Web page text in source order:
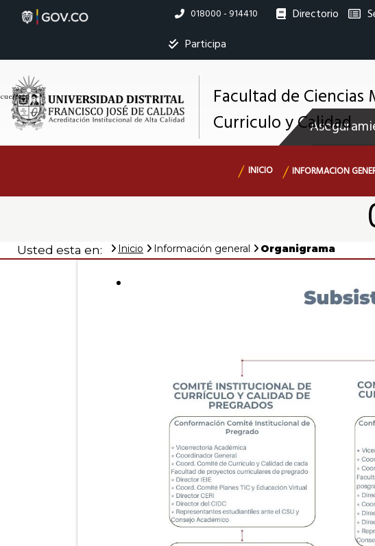
Linea
018000 - 914410 Directorio
Participa
Facultad de Ciencias
Curriculo y Calidad
cuerpo; } ?>
principal
INICIO INFORMACION
Usted esta en: Inicio Información general Organigrama